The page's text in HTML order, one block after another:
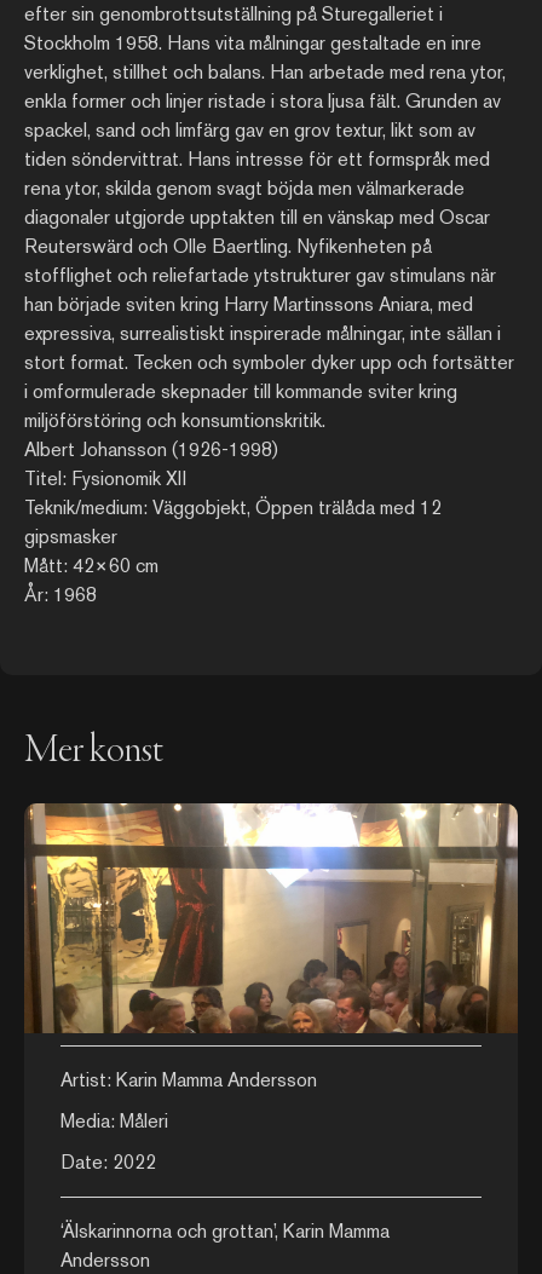
efter sin genombrottsutställning på Sturegalleriet i
Stockholm 1958. Hans vita målningar gestaltade en inre
verklighet, stillhet och balans. Han arbetade med rena ytor,
enkla former och linjer ristade i stora ljusa fält. Grunden av
spackel, sand och limfärg gav en grov textur, likt som av
tiden söndervittrat. Hans intresse för ett formspråk med
rena ytor, skilda genom svagt böjda men välmarkerade
diagonaler utgjorde upptakten till en vänskap med Oscar
Reuterswärd och Olle Baertling. Nyfikenheten på
stofflighet och reliefartade ytstrukturer gav stimulans när
han började sviten kring Harry Martinssons Aniara, med
expressiva, surrealistiskt inspirerade målningar, inte sällan i
stort format. Tecken och symboler dyker upp och fortsätter
i omformulerade skepnader till kommande sviter kring
miljöförstöring och konsumtionskritik.
Albert Johansson (1926-1998)
Titel: Fysionomik XII
Teknik/medium: Väggobjekt, Öppen trälåda med 12
gipsmasker
Mått: 42×60 cm
År: 1968
Mer konst
Artist: Karin Mamma Andersson
Media: Måleri
Date: 2022
‘Älskarinnorna och grottan’, Karin Mamma
Andersson